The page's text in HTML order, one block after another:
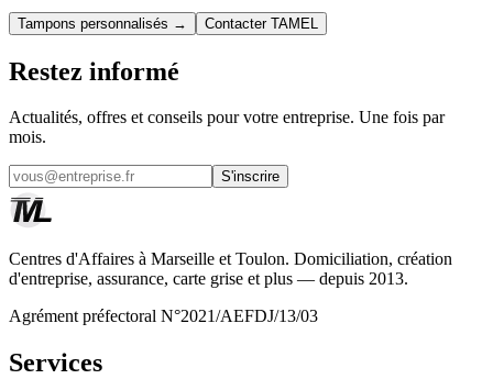
Tampons personnalisés → Contacter TAMEL
Restez informé
Actualités, offres et conseils pour votre entreprise. Une fois par
mois.
S'inscrire
Centres d'Affaires à Marseille et Toulon. Domiciliation, création
d'entreprise, assurance, carte grise et plus — depuis 2013.
Agrément préfectoral N°2021/AEFDJ/13/03
Services